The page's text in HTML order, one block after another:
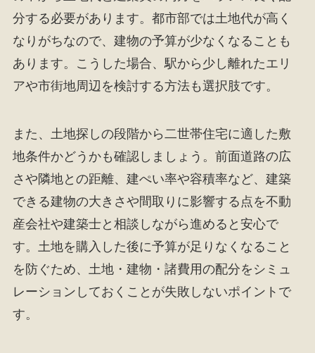
分する必要があります。都市部では土地代が高く
なりがちなので、建物の予算が少なくなることも
あります。こうした場合、駅から少し離れたエリ
アや市街地周辺を検討する方法も選択肢です。
また、土地探しの段階から二世帯住宅に適した敷
地条件かどうかも確認しましょう。前面道路の広
さや隣地との距離、建ぺい率や容積率など、建築
できる建物の大きさや間取りに影響する点を不動
産会社や建築士と相談しながら進めると安心で
す。土地を購入した後に予算が足りなくなること
を防ぐため、土地・建物・諸費用の配分をシミュ
レーションしておくことが失敗しないポイントで
す。